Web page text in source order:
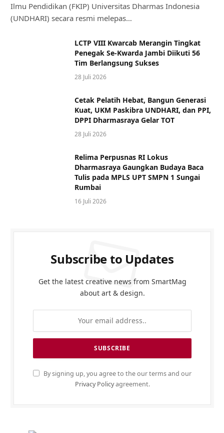
Ilmu Pendidikan (FKIP) Universitas Dharmas Indonesia
(UNDHARI) secara resmi melepas…
LCTP VIII Kwarcab Merangin Tingkat
Penegak Se-Kwarda Jambi Diikuti 56
Tim Berlangsung Sukses
28 Juli 2026
Cetak Pelatih Hebat, Bangun Generasi
Kuat, UKM Paskibra UNDHARI, dan PPI,
DPPI Dharmasraya Gelar TOT
28 Juli 2026
Relima Perpusnas RI Lokus
Dharmasraya Gaungkan Budaya Baca
Tulis pada MPLS UPT SMPN 1 Sungai
Rumbai
16 Juli 2026
Subscribe to Updates
Get the latest creative news from SmartMag
about art & design.
By signing up, you agree to the our terms and our
Privacy Policyagreement.